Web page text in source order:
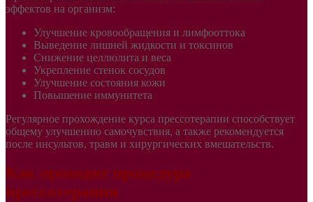
эффектов на организм:
Улучшение кровообращения и лимфооттока
Выведение лишней жидкости и токсинов
Снижение целлюлита и веса
Укрепление стенок сосудов
Улучшение состояния кожи
Повышение иммунитета
Регулярное прохождение курса прессотерапии способствует
общему улучшению самочувствия, а также рекомендуется
после инсультов, травм и хирургических вмешательств.
Как проходит процедура
прессотерапии